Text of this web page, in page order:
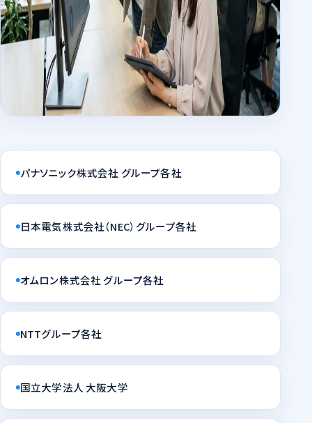
パナソニック株式会社 グループ各社
日本電気株式会社（NEC）グループ各社
オムロン株式会社 グループ各社
NTTグループ各社
国立大学法人 大阪大学